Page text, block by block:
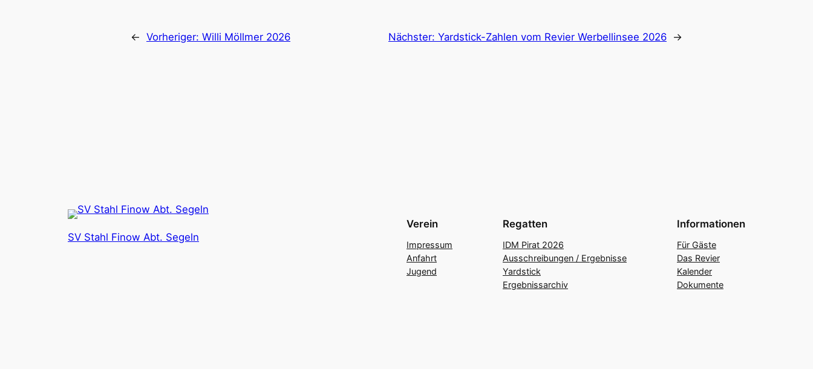
← Vorheriger: Willi Möllmer 2026 Nächster: Yardstick-Zahlen vom Revier Werbellinsee 2026 →
SV Stahl Finow Abt. Segeln
Verein
Impressum
Anfahrt
Jugend
Regatten
IDM Pirat 2026
Ausschreibungen / Ergebnisse
Yardstick
Ergebnissarchiv
Informationen
Für Gäste
Das Revier
Kalender
Dokumente